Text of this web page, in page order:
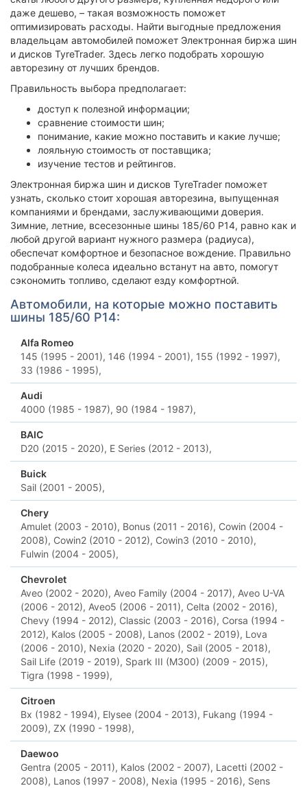
даже дешево, – такая возможность поможет
оптимизировать расходы. Найти выгодные предложения
владельцам автомобилей поможет Электронная биржа шин
и дисков TyreTrader. Здесь легко подобрать хорошую
авторезину от лучших брендов.
Правильность выбора предполагает:
доступ к полезной информации;
сравнение стоимости шин;
понимание, какие можно поставить и какие лучше;
лояльную стоимость от поставщика;
изучение тестов и рейтингов.
Электронная биржа шин и дисков TyreTrader поможет
узнать, сколько стоит хорошая авторезина, выпущенная
компаниями и брендами, заслуживающими доверия.
Зимние, летние, всесезонные шины 185/60 Р14, равно как и
любой другой вариант нужного размера (радиуса),
обеспечат комфортное и безопасное вождение. Правильно
подобранные колеса идеально встанут на авто, помогут
сэкономить топливо, сделают езду комфортной.
Автомобили, на которые можно поставить
шины 185/60 Р14:
Alfa Romeo
145 (1995 - 2001), 146 (1994 - 2001), 155 (1992 - 1997),
33 (1986 - 1995),
Audi
4000 (1985 - 1987), 90 (1984 - 1987),
BAIC
D20 (2015 - 2020), E Series (2012 - 2013),
Buick
Sail (2001 - 2005),
Chery
Amulet (2003 - 2010), Bonus (2011 - 2016), Cowin (2004 -
2008), Cowin2 (2010 - 2012), Cowin3 (2010 - 2010),
Fulwin (2004 - 2005),
Chevrolet
Aveo (2002 - 2020), Aveo Family (2004 - 2017), Aveo U-VA
(2006 - 2012), Aveo5 (2006 - 2011), Celta (2002 - 2016),
Chevy (1994 - 2012), Classic (2003 - 2016), Corsa (1994 -
2012), Kalos (2005 - 2008), Lanos (2002 - 2019), Lova
(2006 - 2010), Nexia (2020 - 2020), Sail (2005 - 2018),
Sail Life (2019 - 2019), Spark III (M300) (2009 - 2015),
Tigra (1998 - 1999),
Citroen
Bx (1982 - 1994), Elysee (2004 - 2013), Fukang (1994 -
2009), ZX (1990 - 1998),
Daewoo
Gentra (2005 - 2011), Kalos (2002 - 2007), Lacetti (2002 -
2008), Lanos (1997 - 2008), Nexia (1995 - 2016), Sens